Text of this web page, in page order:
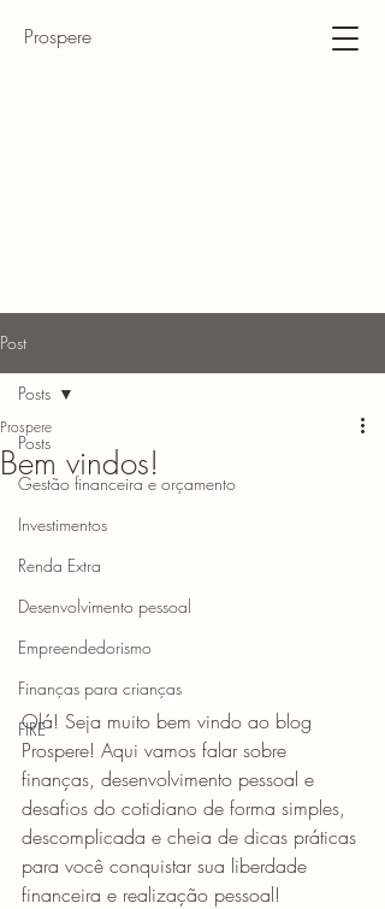
Prospere
Post
Posts
Gestão financeira e orçamento
Investimentos
Renda Extra
Desenvolvimento pessoal
Empreendedorismo
Finanças para crianças
FIRE
Posts
Bem vindos!
Prospere
Olá! Seja muito bem vindo ao blog
Prospere! Aqui vamos falar sobre
finanças, desenvolvimento pessoal e
desafios do cotidiano de forma simples,
descomplicada e cheia de dicas práticas
para você conquistar sua liberdade
financeira e realização pessoal!